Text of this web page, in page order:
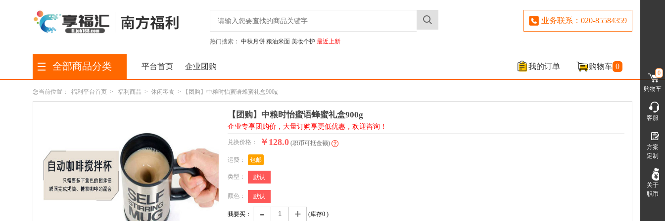
热门搜索： 中秋月饼 粮油米面 美妆个护 最近上新
业务联系：020-85584359
全部商品分类 平台首页 企业团购 我的订单 购物车 0
您当前位置： 福利平台首页 > 福利商品 > 休闲零食 > 【团购】中粮时怡蜜语蜂蜜礼盒900g
【团购】中粮时怡蜜语蜂蜜礼盒900g
企业专享团购价，大量订购享更低优惠，欢迎咨询！
兑换价格： ￥128.0 (职币可抵金额)
运费： 包邮
类型： 默认
颜色： 默认
我要买： - + (库存0 )
购物车
0
客服
方案
定制
关于
职币